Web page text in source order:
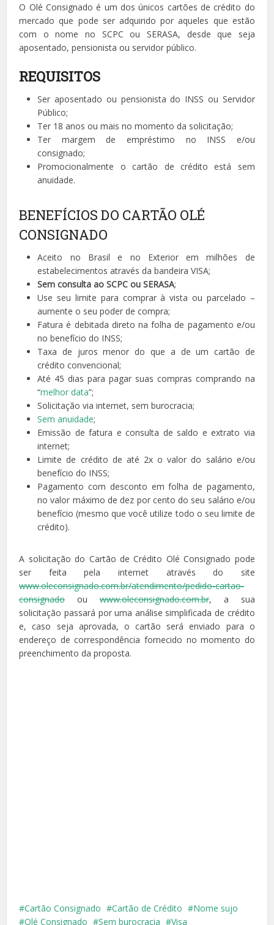
O Olé Consignado é um dos únicos cartões de crédito do
mercado que pode ser adquirido por aqueles que estão
com o nome no SCPC ou SERASA, desde que seja
aposentado, pensionista ou servidor público.
REQUISITOS
Ser aposentado ou pensionista do INSS ou Servidor
Público;
Ter 18 anos ou mais no momento da solicitação;
Ter margem de empréstimo no INSS e/ou
consignado;
Promocionalmente o cartão de crédito está sem
anuidade.
BENEFÍCIOS DO CARTÃO OLÉ
CONSIGNADO
Aceito no Brasil e no Exterior em milhões de
estabelecimentos através da bandeira VISA;
Sem consulta ao SCPC ou SERASA;
Use seu limite para comprar à vista ou parcelado –
aumente o seu poder de compra;
Fatura é debitada direto na folha de pagamento e/ou
no benefício do INSS;
Taxa de juros menor do que a de um cartão de
crédito convencional;
Até 45 dias para pagar suas compras comprando na
“melhor data”;
Solicitação via internet, sem burocracia;
Sem anuidade;
Emissão de fatura e consulta de saldo e extrato via
internet;
Limite de crédito de até 2x o valor do salário e/ou
benefício do INSS;
Pagamento com desconto em folha de pagamento,
no valor máximo de dez por cento do seu salário e/ou
benefício (mesmo que você utilize todo o seu limite de
crédito).
A solicitação do Cartão de Crédito Olé Consignado pode
ser feita pela internet através do site
www.oleconsignado.com.br/atendimento/pedido-cartao-
consignadoou www.oleconsignado.com.br, a sua
solicitação passará por uma análise simplificada de crédito
e, caso seja aprovada, o cartão será enviado para o
endereço de correspondência fornecido no momento do
preenchimento da proposta.
Cartão Consignado Cartão de Crédito
Nome sujo
Olé Consignado
Sem burocracia Visa